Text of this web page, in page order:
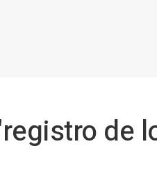
de